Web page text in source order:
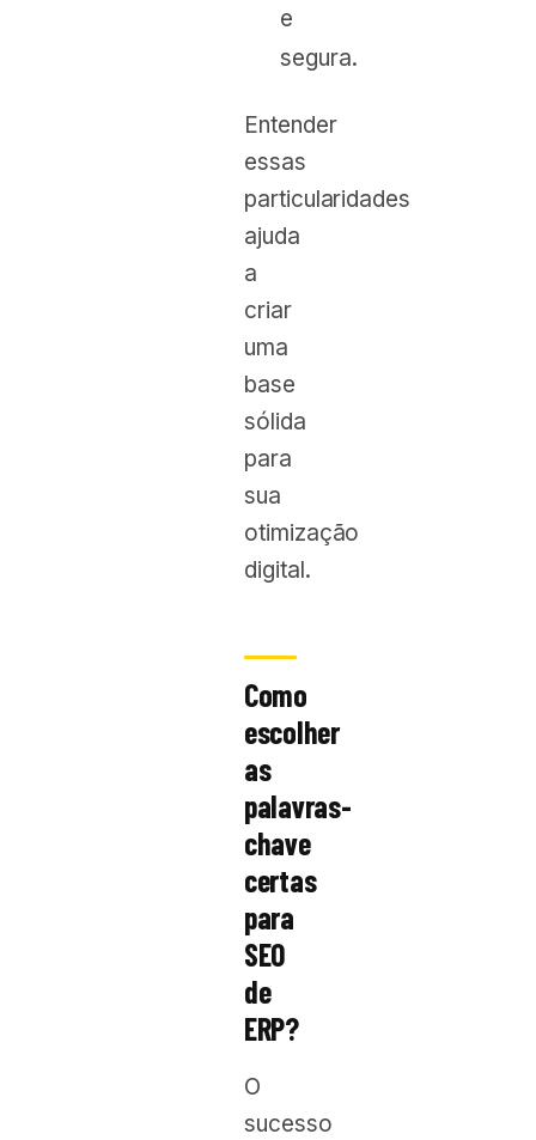
e
segura.
Entender
essas
particularidades
ajuda
a
criar
uma
base
sólida
para
sua
otimização
digital.
Como
escolher
as
palavras-
chave
certas
para
SEO
de
ERP?
O
sucesso